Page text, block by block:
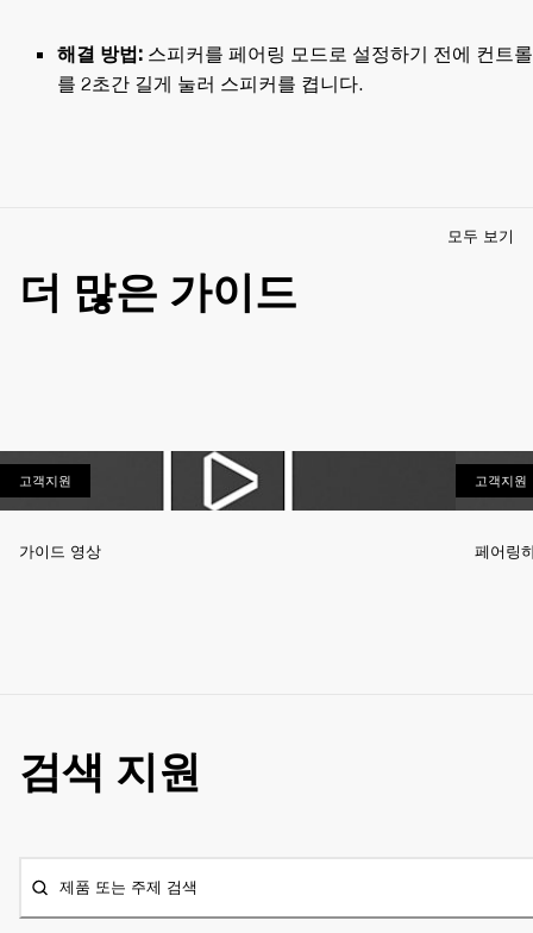
해결 방법: 스피커를 페어링 모드로 설정하기 전에 컨트
를 2초간 길게 눌러 스피커를 켭니다.
더 많은 가이드
모두 보기
고객지원
가이드 영상
고객지원
페어링
검색 지원
제품 또는 주제 검색